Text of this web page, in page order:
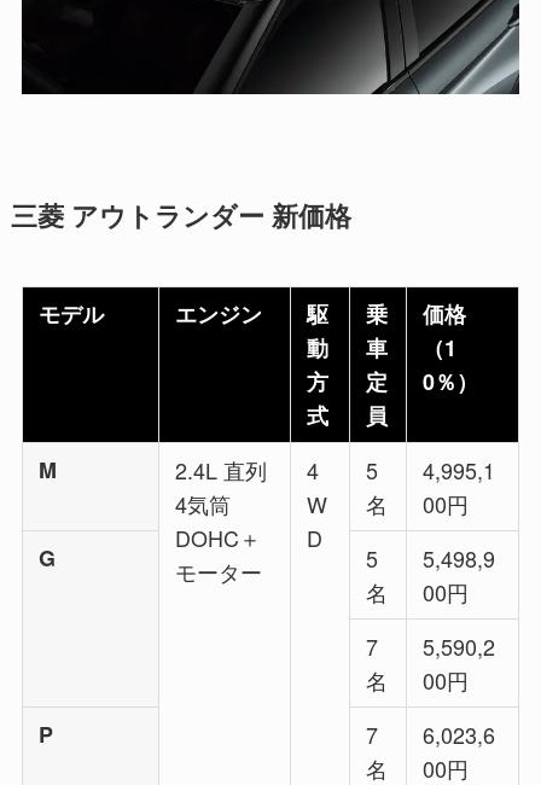
三菱 アウトランダー 新価格
モデル エンジン
駆
動
方
式
乗
車
定
員
価格
（1
0％）
M
2.4L 直列
4気筒
DOHC＋
モーター
4
W
D
5
名
4,995,1
00円
G
5
名
5,498,9
00円
7
名
5,590,2
00円
P
7
名
6,023,6
00円